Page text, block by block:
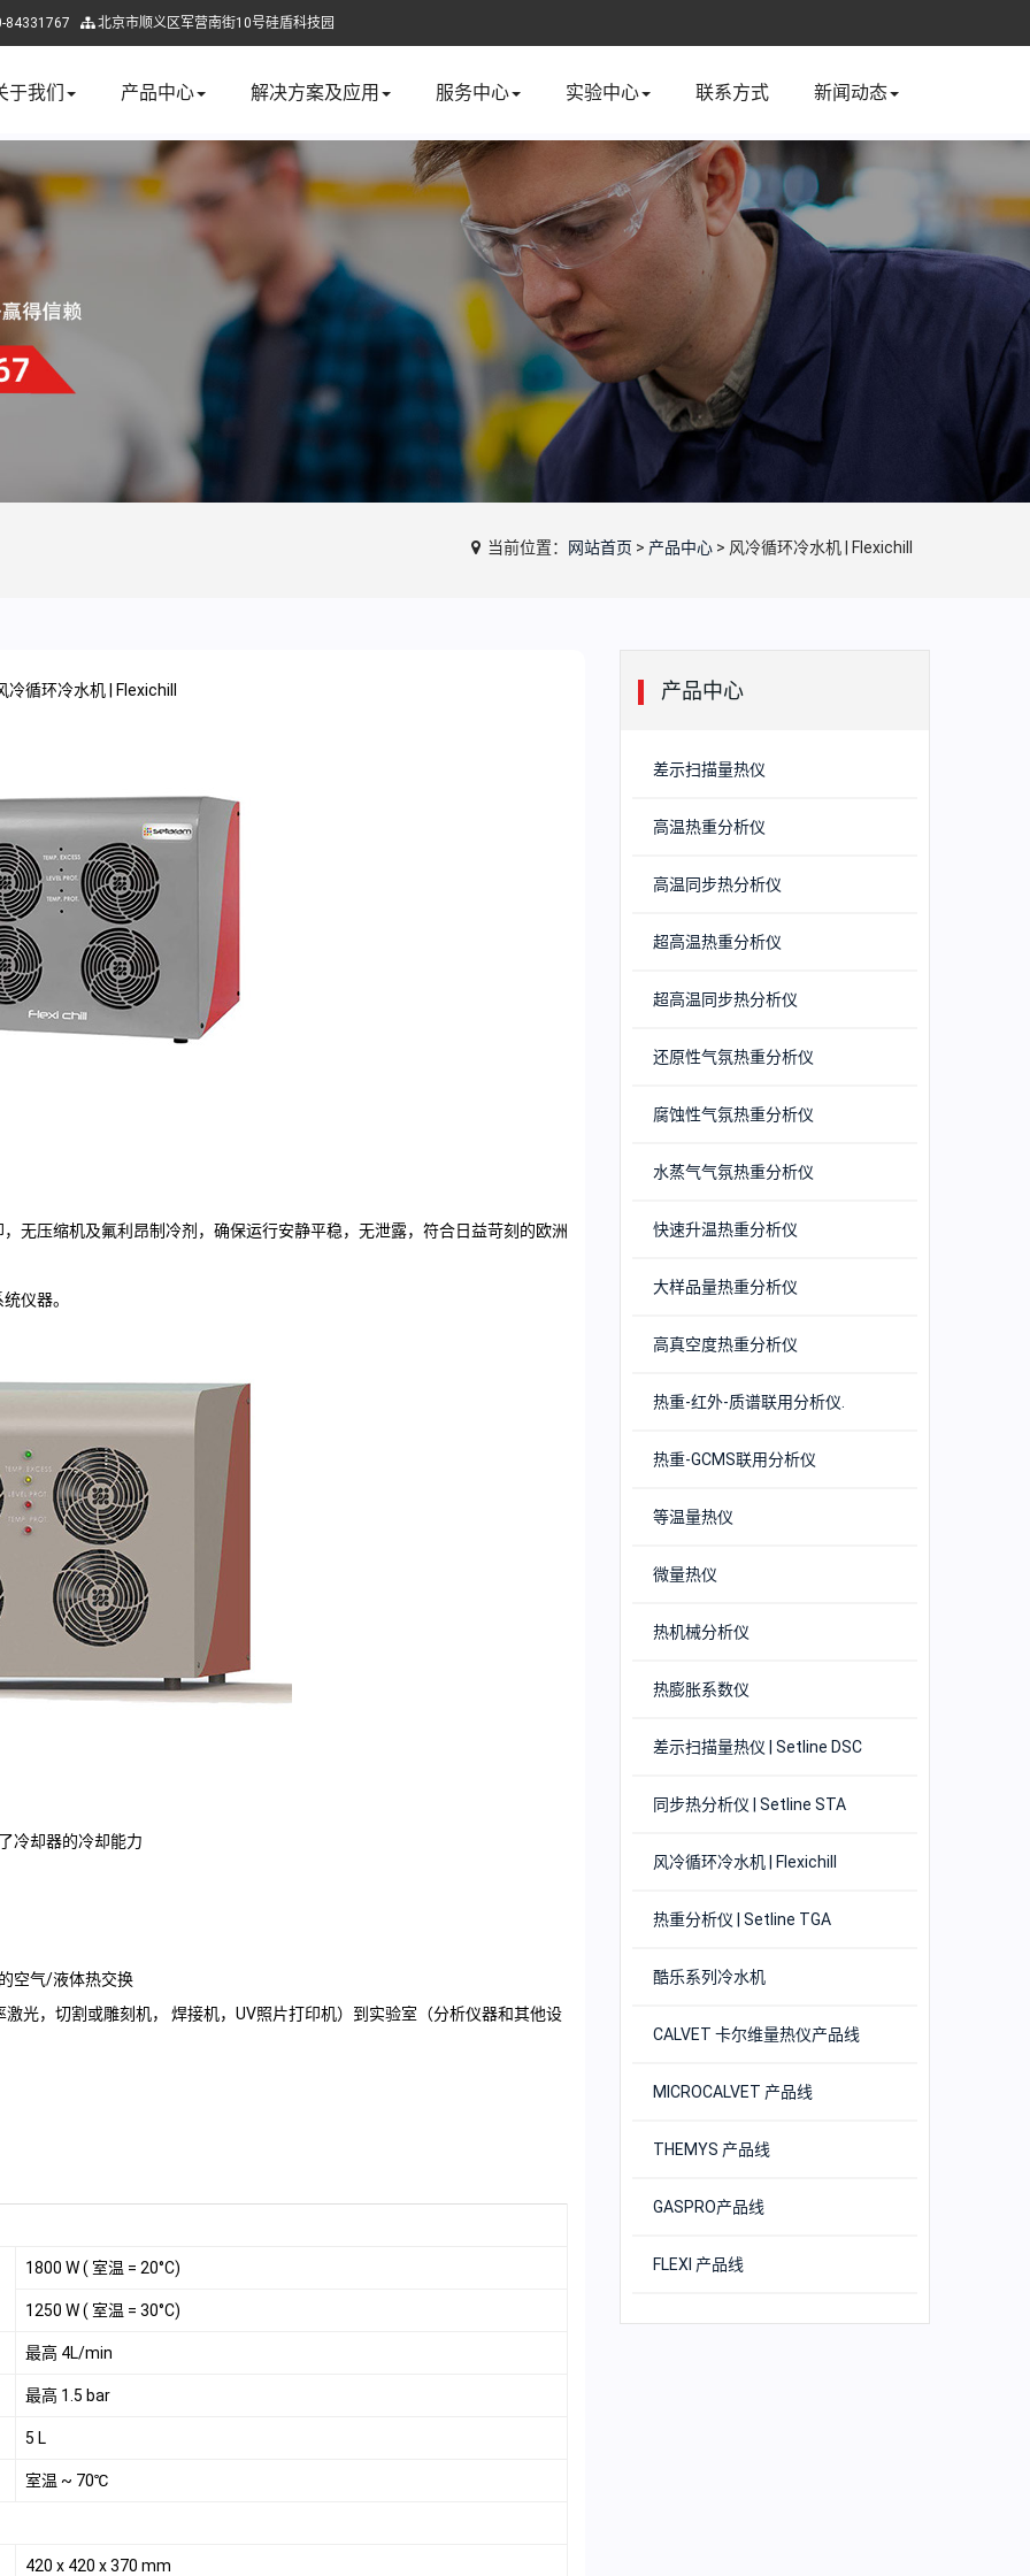
84331767 北京市顺义区军营南街10号硅盾科技园
于我们 产品中心 解决方案及应用 服务中心 实验中心 联系方式 新闻动态
当前位置： 网站首页 > 产品中心 > 风冷循环冷水机 | Flexichill
冷循环冷水机 | Flexichill
无压缩机及氟利昂制冷剂，确保运行安静平稳，无泄露，符合日益苛刻的欧洲
仪器。
冷却器的冷却能力
空气/液体热交换
光，切割或雕刻机， 焊接机，UV照片打印机）到实验室（分析仪器和其他设
1800 W ( 室温 = 20°C)
1250 W ( 室温 = 30°C)
最高 4L/min
最高 1.5 bar
5 L
室温 ~ 70℃
420 x 420 x 370 mm
产品中心
差示扫描量热仪
高温热重分析仪
高温同步热分析仪
超高温热重分析仪
超高温同步热分析仪
还原性气氛热重分析仪
腐蚀性气氛热重分析仪
水蒸气气氛热重分析仪
快速升温热重分析仪
大样品量热重分析仪
高真空度热重分析仪
热重-红外-质谱联用分析仪.
热重-GCMS联用分析仪
等温量热仪
微量热仪
热机械分析仪
热膨胀系数仪
差示扫描量热仪 | Setline DSC
同步热分析仪 | Setline STA
风冷循环冷水机 | Flexichill
热重分析仪 | Setline TGA
酷乐系列冷水机
CALVET 卡尔维量热仪产品线
MICROCALVET 产品线
THEMYS 产品线
GASPRO产品线
FLEXI 产品线